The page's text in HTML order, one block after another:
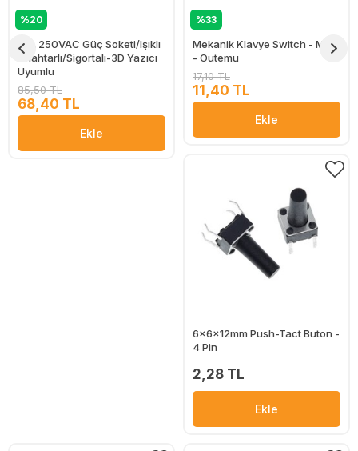
%20
10A 250VAC Güç Soketi/Işıklı
Anahtarlı/Sigortalı-3D Yazıcı
Uyumlu
85,50 TL
68,40 TL
Ekle
%33
Mekanik Klavye Switch - Mavi
- Outemu
17,10 TL
11,40 TL
Ekle
6x6x12mm Push-Tact Buton -
4 Pin
2,28 TL
Ekle